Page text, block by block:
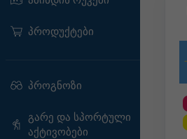
პროდუქტები
პროგნოზი
გარე და სპორტული
აქტივობები